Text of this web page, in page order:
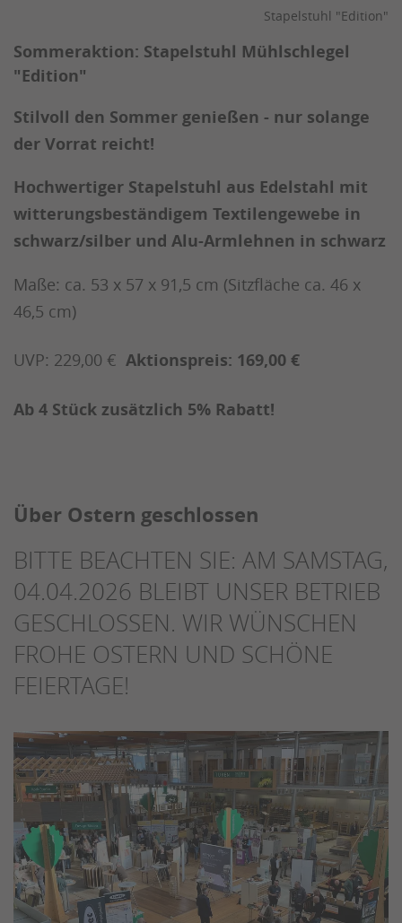
Stapelstuhl "Edition"
Sommeraktion: Stapelstuhl Mühlschlegel
"Edition"
Stilvoll den Sommer genießen - nur solange
der Vorrat reicht!
Hochwertiger Stapelstuhl aus Edelstahl mit
witterungsbeständigem Textilengewebe in
schwarz/silber und Alu-Armlehnen in schwarz
Maße: ca. 53 x 57 x 91,5 cm (Sitzfläche ca. 46 x
46,5 cm)
UVP: 229,00 € Aktionspreis: 169,00 €
Ab 4 Stück zusätzlich 5% Rabatt!
Über Ostern geschlossen
BITTE BEACHTEN SIE: AM SAMSTAG,
04.04.2026 BLEIBT UNSER BETRIEB
GESCHLOSSEN. WIR WÜNSCHEN
FROHE OSTERN UND SCHÖNE
FEIERTAGE!